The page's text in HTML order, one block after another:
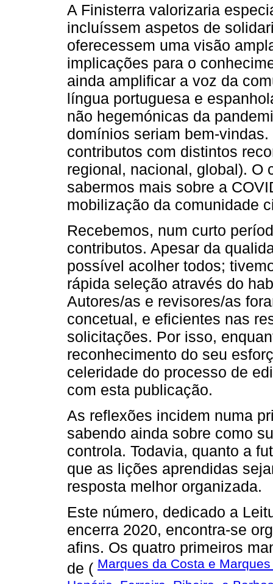
A Finisterra valorizaria
incluíssem aspetos de
oferecessem uma visão
implicações para o
ainda amplificar a voz da
língua portuguesa e
não hegemónicas da
domínios seriam bem-
contributos com distintos
regional, nacional, global). O
sabermos mais sobre a
mobilização da comunidade
Recebemos, num curto
contributos. Apesar da
possível acolher todos;
rápida seleção através do
Autores/as e revisores/as
concetual, e eficientes nas
solicitações. Por isso,
reconhecimento do seu
celeridade do processo de
com esta publicação.
As reflexões incidem numa
sabendo ainda sobre como
controla. Todavia, quanto a
que as lições aprendidas
resposta melhor organizada.
Este número, dedicado a
encerra 2020, encontra-se
afins. Os quatro primeiros
de ( Marques da Costa e